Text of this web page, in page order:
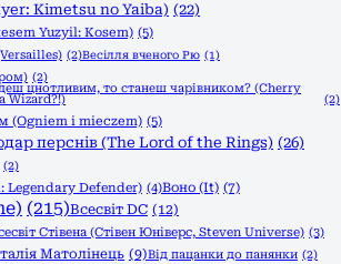
Kimetsu no Yaiba) (22)
Yuzyil: Kosem) (5)
(2)Весілля вченого Рю (1)
(2)
цнотливим, то станеш чарівником? (Cherry
Wizard?!) (2)
(Ogniem i mieczem) (5)
перснів (The Lord of the Rings) (26)
(2)
Legendary Defender) (4)Воно (It) (7)
(215)Всесвіт DC (12)
Стівена (Стівен Юніверс, Steven Universe) (3)
Матолінець (9)Від пацанки до панянки (2)